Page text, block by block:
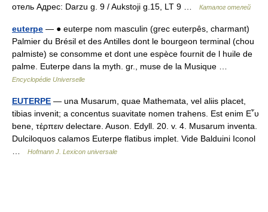
отель Адрес: Darzu g. 9 / Aukstoji g.15, LT 9 …
Каталог отелей
euterpe — ● euterpe nom masculin (grec euterpês, charmant)
Palmier du Brésil et des Antilles dont le bourgeon terminal (chou
palmiste) se consomme et dont une espèce fournit de l huile de
palme. Euterpe dans la myth. gr., muse de la Musique …
Encyclopédie Universelle
EUTERPE — una Musarum, quae Mathemata, vel aliis placet,
tibias invenit; a concentus suavitate nomen trahens. Est enim Ε῏υ
bene, τέρπειν delectare. Auson. Edyll. 20. v. 4. Musarum inventa.
Dulciloquos calamos Euterpe flatibus implet. Vide Balduini Iconol
Hofmann J. Lexicon universale